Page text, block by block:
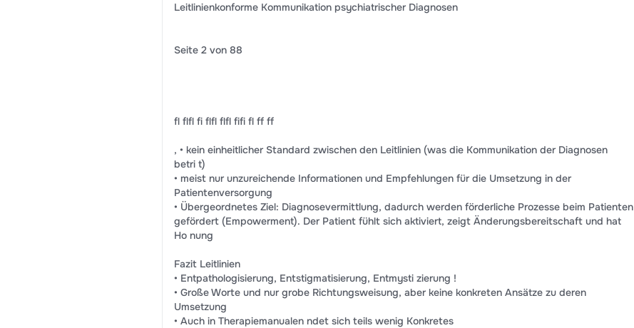
Leitlinienkonforme Kommunikation psychiatrischer Diagnosen
Seite 2 von 88
fl flfl fi flfl flfl fifi fl ff ff
, • kein einheitlicher Standard zwischen den Leitlinien (was die Kommunikation der Diagnosen
betri t)
• meist nur unzureichende Informationen und Empfehlungen für die Umsetzung in der
Patientenversorgung
• Übergeordnetes Ziel: Diagnosevermittlung, dadurch werden förderliche Prozesse beim Patienten
gefördert (Empowerment). Der Patient fühlt sich aktiviert, zeigt Änderungsbereitschaft und hat
Ho nung
Fazit Leitlinien
• Entpathologisierung, Entstigmatisierung, Entmysti zierung !
• Große Worte und nur grobe Richtungsweisung, aber keine konkreten Ansätze zu deren
Umsetzung
• Auch in Therapiemanualen ndet sich teils wenig Konkretes